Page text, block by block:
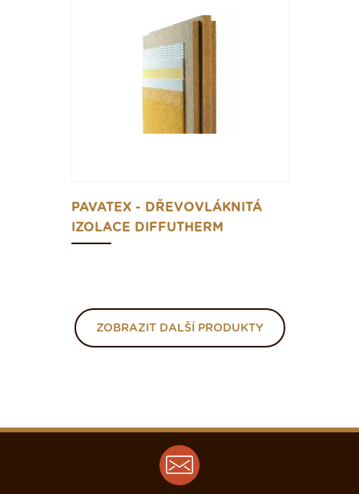
PAVATEX - DŘEVOVLÁKNITÁ
IZOLACE DIFFUTHERM
ZOBRAZIT DALŠÍ PRODUKTY